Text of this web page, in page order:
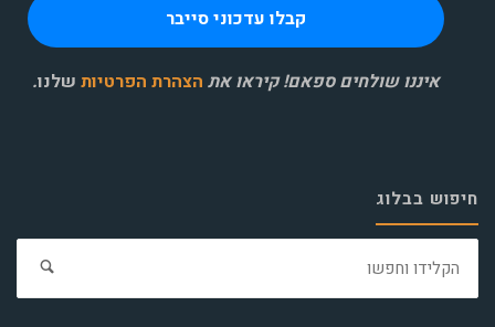
איננו שולחים ספאם! קיראו את הצהרת הפרטיות שלנו.
חיפוש בבלוג